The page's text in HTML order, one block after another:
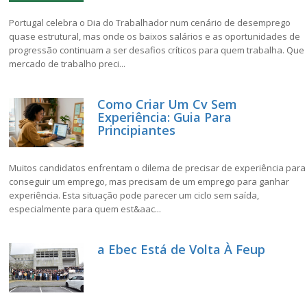
Portugal celebra o Dia do Trabalhador num cenário de desemprego
quase estrutural, mas onde os baixos salários e as oportunidades de
progressão continuam a ser desafios críticos para quem trabalha. Que
mercado de trabalho preci...
Como Criar Um Cv Sem
Experiência: Guia Para
Principiantes
Muitos candidatos enfrentam o dilema de precisar de experiência para
conseguir um emprego, mas precisam de um emprego para ganhar
experiência. Esta situação pode parecer um ciclo sem saída,
especialmente para quem est&aac...
a Ebec Está de Volta À Feup